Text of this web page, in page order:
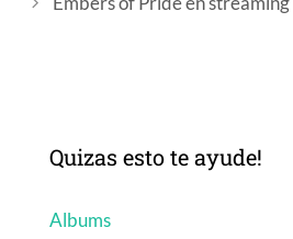
Quizas esto te ayude!
Albums